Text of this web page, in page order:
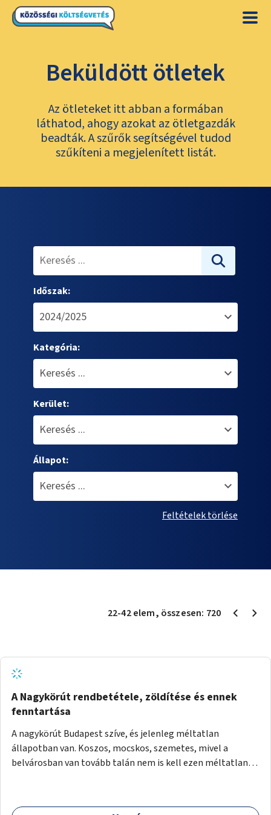
Beküldött ötletek
Az ötleteket itt abban a formában
láthatod, ahogy azokat az ötletgazdák
beadták. A szűrők segítségével tudod
szűkíteni a megjelenített listát.
Időszak:
Kategória:
Kerület:
Állapot:
Feltételek törlése
22-42elem, összesen: 720
A Nagykörút rendbetétele, zöldítése és ennek
fenntartása
A nagykörút Budapest szíve, és jelenleg méltatlan
állapotban van. Koszos, mocskos, szemetes, mivel a
belvárosban van tovább talán nem is kell ezen méltatlan,
tisztán tartásával, és nagy szükség lenne megfelelő